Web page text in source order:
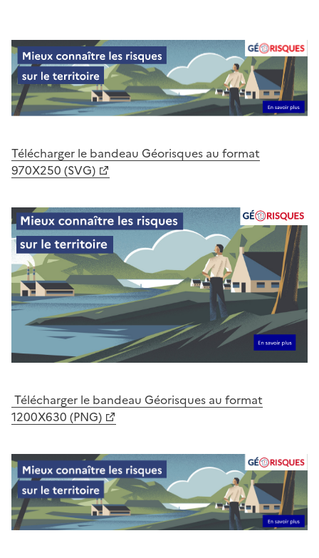
Télécharger le bandeau Géorisques au format
970X250 (SVG)
Télécharger le bandeau Géorisques au format
1200X630 (PNG)